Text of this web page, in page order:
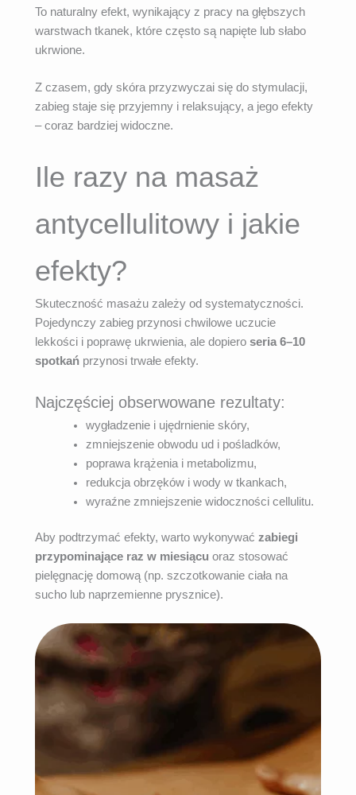
To naturalny efekt, wynikający z pracy na głębszych
warstwach tkanek, które często są napięte lub słabo
ukrwione.
Z czasem, gdy skóra przyzwyczai się do stymulacji,
zabieg staje się przyjemny i relaksujący, a jego efekty
– coraz bardziej widoczne.
Ile razy na masaż
antycellulitowy i jakie
efekty?
Skuteczność masażu zależy od systematyczności.
Pojedynczy zabieg przynosi chwilowe uczucie
lekkości i poprawę ukrwienia, ale dopieroseria 6–10
spotkań przynosi trwałe efekty.
Najczęściej obserwowane rezultaty:
wygładzenie i ujędrnienie skóry,
zmniejszenie obwodu ud i pośladków,
poprawa krążenia i metabolizmu,
redukcja obrzęków i wody w tkankach,
wyraźne zmniejszenie widoczności cellulitu.
Aby podtrzymać efekty, warto wykonywaćzabiegi
przypominające raz w miesiącu oraz stosować
pielęgnację domową (np. szczotkowanie ciała na
sucho lub naprzemienne prysznice).